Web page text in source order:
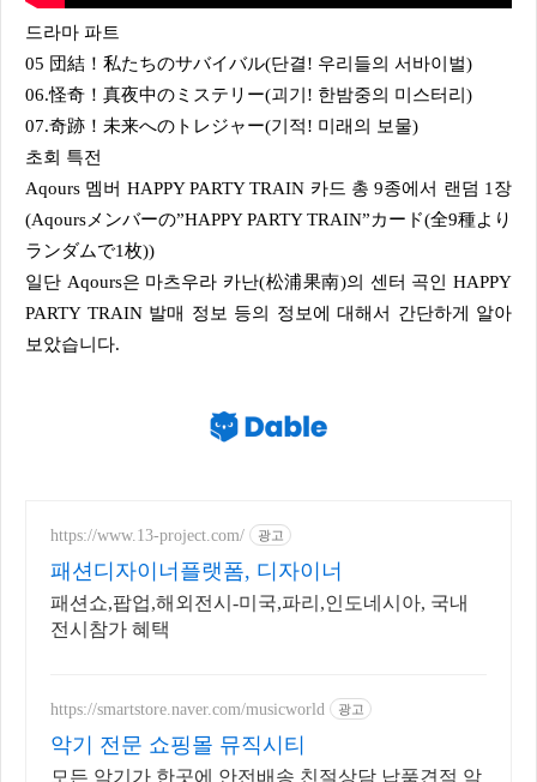
드라마 파트
05 団結！私たちのサバイバル(단결! 우리들의 서바이벌)
06.怪奇！真夜中のミステリー(괴기! 한밤중의 미스터리)
07.奇跡！未来へのトレジャー(기적! 미래의 보물)
초회 특전
Aqours 멤버 HAPPY PARTY TRAIN 카드 총 9종에서 랜덤 1장
(Aqoursメンバーの”HAPPY PARTY TRAIN”カード(全9種より
ランダムで1枚))
일단 Aqours은 마츠우라 카난(松浦果南)의 센터 곡인 HAPPY
PARTY TRAIN 발매 정보 등의 정보에 대해서 간단하게 알아
보았습니다.
https://www.13-project.com/ 광고
패션디자이너플랫폼, 디자이너
패션쇼,팝업,해외전시-미국,파리,인도네시아, 국내
전시참가 혜택
https://smartstore.naver.com/musicworld 광고
악기 전문 쇼핑몰 뮤직시티
모든 악기가 한곳에 안전배송 친절상담 납품견적 악